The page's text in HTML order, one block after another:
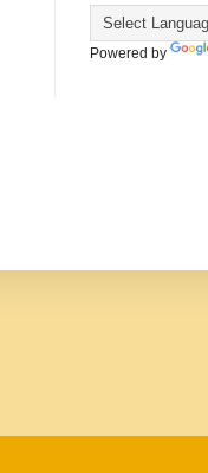
Powered by